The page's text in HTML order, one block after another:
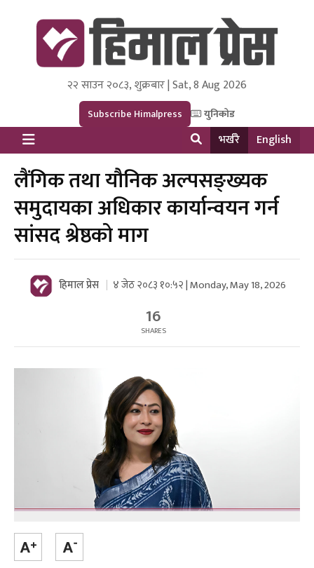
Himal Press
Dot NewsyNepal Media and Research Pvt Ltd.
२२ साउन २०८३, शुक्रबार | Sat, 8 Aug 2026
Subscribe Himalpress युनिकोड
भर्खरै English
लैंगिक तथा यौनिक अल्पसङ्ख्यक
समुदायका अधिकार कार्यान्वयन गर्न
सांसद श्रेष्ठको माग
हिमाल प्रेस ४ जेठ २०८३ १०:५२ | Monday, May 18, 2026
16
SHARES